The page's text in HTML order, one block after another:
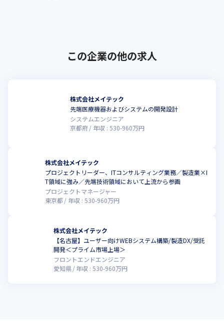
この企業の他の求人
株式会社メイテック
先端医療機器およびシステムの開発設計
システムエンジニア
京都府
年収 : 530-960万円
株式会社メイテック
プロジェクトリーダー、ITコンサルティング業務／製造業×I
T領域に強み／先端技術領域において上流から参画
プロジェクトマネージャー
東京都
年収 : 530-960万円
株式会社メイテック
【名古屋】ユーザー向けWEBシステム構築/製造DX/受託
開発＜プライム市場上場＞
フロントエンドエンジニア
愛知県
年収 :530-960万円